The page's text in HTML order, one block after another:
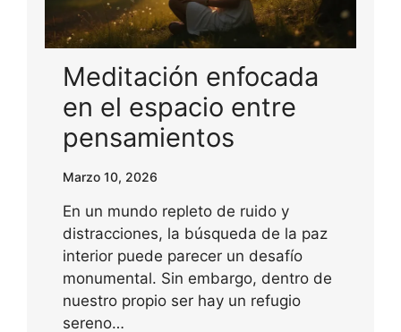
Meditación enfocada
en el espacio entre
pensamientos
Marzo 10, 2026
En un mundo repleto de ruido y
distracciones, la búsqueda de la paz
interior puede parecer un desafío
monumental. Sin embargo, dentro de
nuestro propio ser hay un refugio
sereno…